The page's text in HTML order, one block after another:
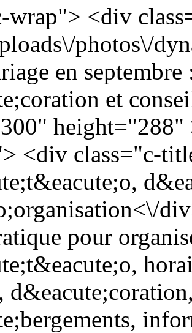
wrap"> <div
photos\/
en
et
<div class="c-
pour